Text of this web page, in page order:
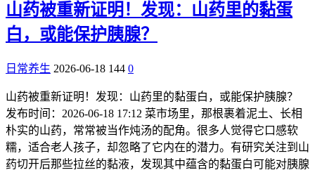
山药被重新证明！发现：山药里的黏蛋
白，或能保护胰腺？
日常养生 2026-06-18 144 0
山药被重新证明！发现：山药里的黏蛋白，或能保护胰腺？
发布时间：2026-06-18 17:12 菜市场里，那根裹着泥土、长相
朴实的山药，常常被当作炖汤的配角。很多人觉得它口感软
糯，适合老人孩子，却忽略了它内在的潜力。有研究关注到山
药切开后那些拉丝的黏液，发现其中蕴含的黏蛋白可能对胰腺